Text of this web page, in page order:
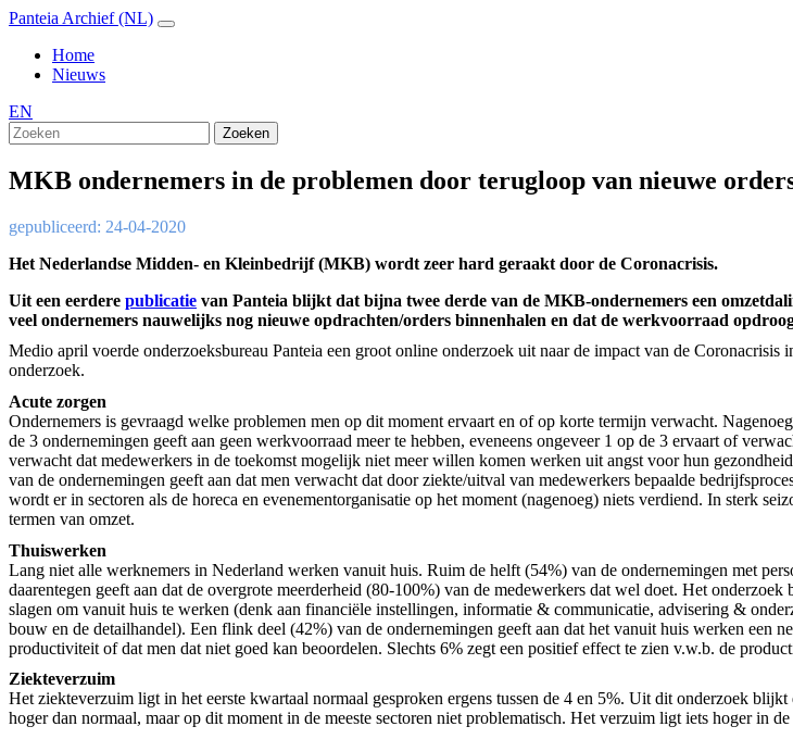
Panteia Archief (NL)
Home
Nieuws
EN
Zoeken
MKB ondernemers in de problemen door terugloop van nieuwe
gepubliceerd: 24-04-2020
Het Nederlandse Midden- en Kleinbedrijf (MKB) wordt zeer hard geraakt door de Coronacrisis.
Uit een eerdere publicatie van Panteia blijkt dat bijna twee derde van de MKB-ondernemers een
veel ondernemers nauwelijks nog nieuwe opdrachten/orders binnenhalen en dat de werkvoorraad
Medio april voerde onderzoeksbureau Panteia een groot online onderzoek uit naar de impact van de
onderzoek.
Acute zorgen
Ondernemers is gevraagd welke problemen men op dit moment ervaart en of op korte termijn verwacht.
de 3 ondernemingen geeft aan geen werkvoorraad meer te hebben, eveneens ongeveer 1 op de 3 ervaart of
verwacht dat medewerkers in de toekomst mogelijk niet meer willen komen werken uit angst voor hun
van de ondernemingen geeft aan dat men verwacht dat door ziekte/uitval van medewerkers bepaalde
wordt er in sectoren als de horeca en evenementorganisatie op het moment (nagenoeg) niets verdiend. In sterk
termen van omzet.
Thuiswerken
Lang niet alle werknemers in Nederland werken vanuit huis. Ruim de helft (54%) van de ondernemingen met
daarentegen geeft aan dat de overgrote meerderheid (80-100%) van de medewerkers dat wel doet. Het
slagen om vanuit huis te werken (denk aan financiële instellingen, informatie & communicatie, advisering &
bouw en de detailhandel). Een flink deel (42%) van de ondernemingen geeft aan dat het vanuit huis werken een
productiviteit of dat men dat niet goed kan beoordelen. Slechts 6% zegt een positief effect te zien v.w.b. de
Ziekteverzuim
Het ziekteverzuim ligt in het eerste kwartaal normaal gesproken ergens tussen de 4 en 5%. Uit dit onderzoek
hoger dan normaal, maar op dit moment in de meeste sectoren niet problematisch. Het verzuim ligt iets hoger in